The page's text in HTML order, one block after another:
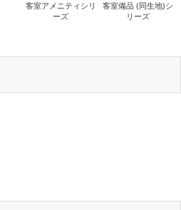
客室アメニティシリ
ーズ
客室備品 (同生地)シ
リーズ